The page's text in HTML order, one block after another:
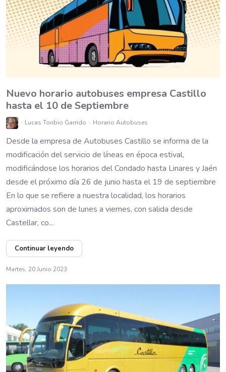
Nuevo horario autobuses empresa Castillo
hasta el 10 de Septiembre
Lucas Toribio Garrido Horario Autobuses
Desde la empresa de Autobuses Castillo se informa de la
modificación del servicio de líneas en época estival,
modificándose los horarios del Condado hasta Linares y Jaén
desde el próximo día 26 de junio hasta el 19 de septiembre
En lo que se refiere a nuestra localidad, los horarios
aproximados son de lunes a viernes, con salida desde
Castellar, co...
Continuar leyendo
Martes, 20 Junio 2023